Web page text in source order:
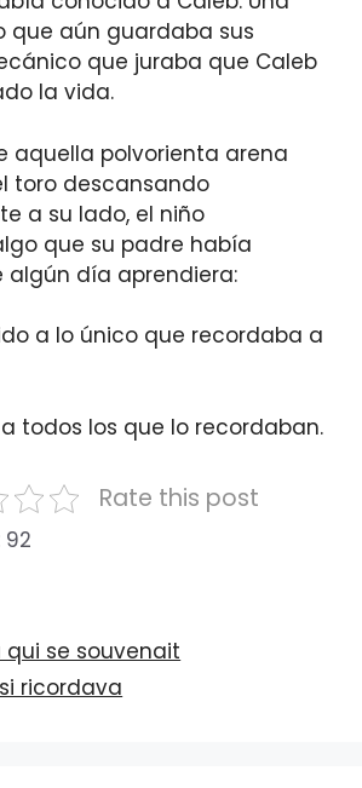
que aún guardaba sus
que juraba que Caleb
la vida.
aquella polvorienta arena
toro descansando
a su lado, el niño
que su padre había
algún día aprendiera:
a lo único que recordaba a
todos los que lo recordaban.
Rate this post
92
qui se souvenait
ricordava